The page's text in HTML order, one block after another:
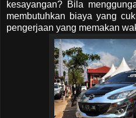
kesayangan? Bila
membutuhkan biaya yang
pengerjaan yang memakan